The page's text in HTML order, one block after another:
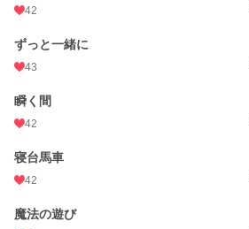
42
ずっと一緒に
43
瞬く間
42
寝台馬車
42
魔法の遊び